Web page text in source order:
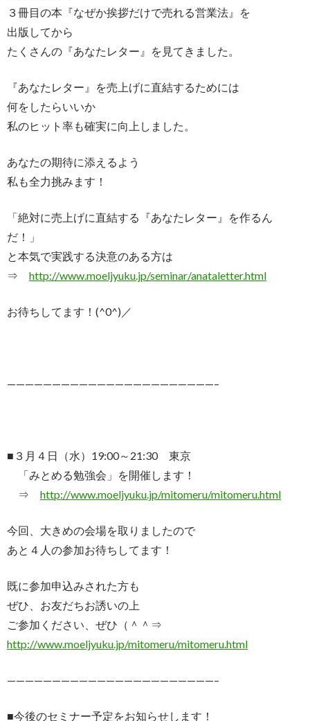
３冊目の本『なぜか挨拶だけで売れる営業法』を
出版してから
たくさんの『あなたレター』を見てきました。
『あなたレター』を売上げに直結するためには
何をしたらいいか
私のヒット率も確実に向上しました。
あなたの期待に添えるよう
私も全力挑みます！
「絶対に売上げに直結する『あなたレター』を作るん
だ！」
と本気で実践する決意のある方は
⇒ http://www.moeljyuku.jp/seminar/anataletter.html
お待ちしてます！(^0^)／
———————————————————————–
■３月４日（水）19:00～21:30 東京
「みとめる勉強会」を開催します！
⇒ http://www.moeljyuku.jp/mitomeru/mitomeru.html
今回、大きめの会場を取りましたので
あと４人の参加お待ちしてます！
既に参加申込みされた方も
ぜひ、お友だちお誘いの上
ご参加ください、ぜひ（＾＾⇒
http://www.moeljyuku.jp/mitomeru/mitomeru.html
———————————————————————–
■今後のセミナー予定をお知らせします！